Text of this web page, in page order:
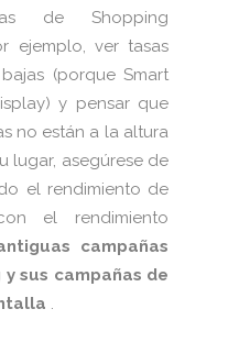
de Shopping
ejemplo, ver tasas
(porque Smart
y pensar que
no están a la altura
lugar, asegúrese de
el rendimiento de
el rendimiento
campañas
sus campañas de
.